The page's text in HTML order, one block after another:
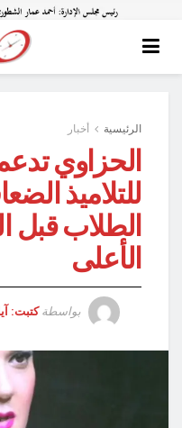
الرئيسية أخبار
الحزاوي
للتلاميذ
الطلاب قبل
الأعلى
بواسطة كتبت: